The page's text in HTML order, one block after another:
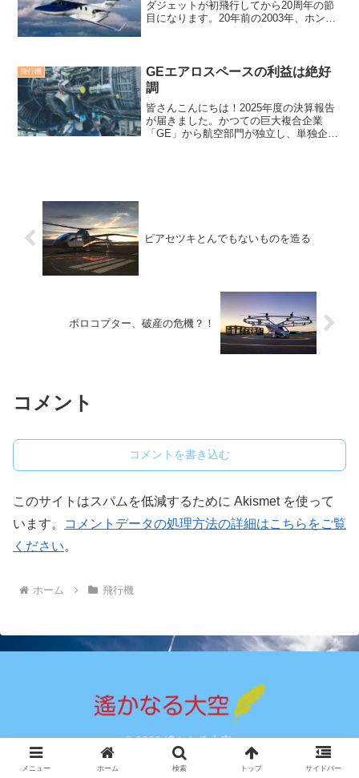
ダジェットが初飛行してから20周年の節
目になります。20年前の2003年、ホンダ
て・・...
飛行機
GEエアロスペースの利益は絶好
調
皆さんこんにちは！2025年度の決算報告
が届きました。かつての巨大複合企業
「GE」から航空部門が独立し、単独企業
ピアセツキとんでもないものを造る
ボロコプター、破産の危機？！
コメント
コメントを書き込む
このサイトはスパムを低減するために Akismet を使って
います。
コメントデータの処理方法の詳細はこちらをご覧
ください。
ホーム 飛行機
© 2022 遙かなる大空.
メニュー ホーム 検索 トップ サイドバー